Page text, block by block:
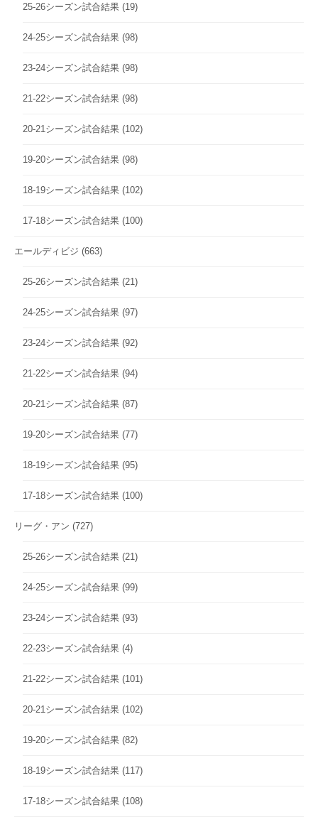
25-26シーズン試合結果 (19)
24-25シーズン試合結果 (98)
23-24シーズン試合結果 (98)
21-22シーズン試合結果 (98)
20-21シーズン試合結果 (102)
19-20シーズン試合結果 (98)
18-19シーズン試合結果 (102)
17-18シーズン試合結果 (100)
エールディビジ (663)
25-26シーズン試合結果 (21)
24-25シーズン試合結果 (97)
23-24シーズン試合結果 (92)
21-22シーズン試合結果 (94)
20-21シーズン試合結果 (87)
19-20シーズン試合結果 (77)
18-19シーズン試合結果 (95)
17-18シーズン試合結果 (100)
リーグ・アン (727)
25-26シーズン試合結果 (21)
24-25シーズン試合結果 (99)
23-24シーズン試合結果 (93)
22-23シーズン試合結果 (4)
21-22シーズン試合結果 (101)
20-21シーズン試合結果 (102)
19-20シーズン試合結果 (82)
18-19シーズン試合結果 (117)
17-18シーズン試合結果 (108)